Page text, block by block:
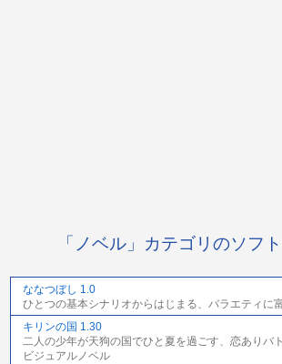
「ノベル」カテゴリのソフ
ななつぼし 1.0
ひとつの基本シナリオからはじまる、バラエティに
キリンの国 1.30
二人の少年が天狗の国でひと夏を過ごす、恋ありバ
ビジュアルノベル